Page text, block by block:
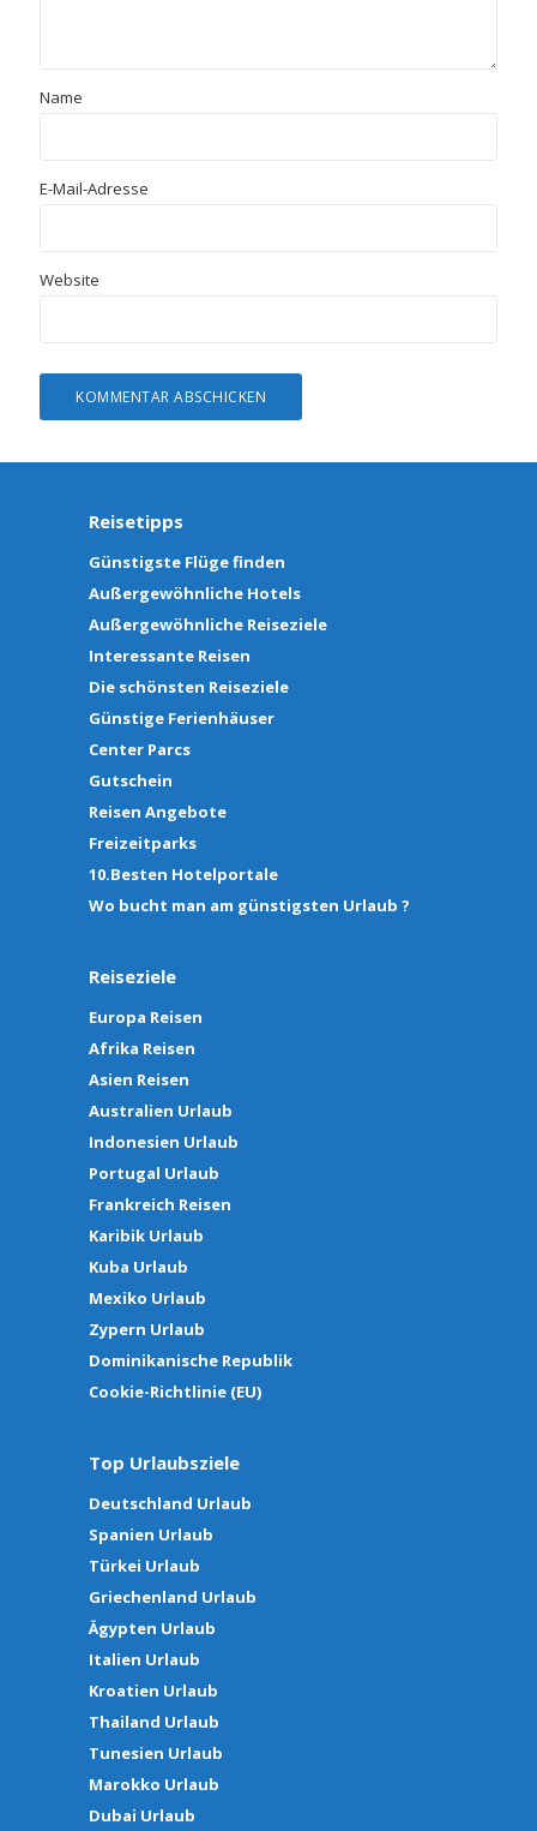
Name
E-Mail-Adresse
Website
Reisetipps
Günstigste Flüge finden
Außergewöhnliche Hotels
Außergewöhnliche Reiseziele
Interessante Reisen
Die schönsten Reiseziele
Günstige Ferienhäuser
Center Parcs
Gutschein
Reisen Angebote
Freizeitparks
10.Besten Hotelportale
Wo bucht man am günstigsten Urlaub ?
Reiseziele
Europa Reisen
Afrika Reisen
Asien Reisen
Australien Urlaub
Indonesien Urlaub
Portugal Urlaub
Frankreich Reisen
Karibik Urlaub
Kuba Urlaub
Mexiko Urlaub
Zypern Urlaub
Dominikanische Republik
Cookie-Richtlinie (EU)
Top Urlaubsziele
Deutschland Urlaub
Spanien Urlaub
Türkei Urlaub
Griechenland Urlaub
Ägypten Urlaub
Italien Urlaub
Kroatien Urlaub
Thailand Urlaub
Tunesien Urlaub
Marokko Urlaub
Dubai Urlaub